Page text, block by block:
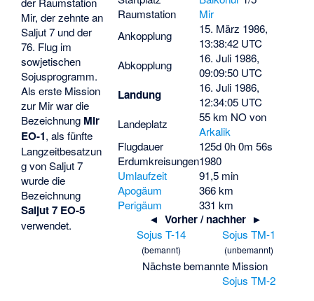
Raumstation
Mir
Ankopplung
15. März 1986,
13:38:42 UTC
Abkopplung
16. Juli 1986,
09:09:50 UTC
Landung
16. Juli 1986,
12:34:05 UTC
Landeplatz
55 km NO von
Arkalik
Flugdauer
125d 0h 0m 56s
Erdumkreisungen1980
Umlaufzeit
91,5 min
Apogäum
366 km
Perigäum
331 km
◄ Vorher / nachher ►
Sojus T-14
(bemannt)
Sojus TM-1
(unbemannt)
Nächste bemannte Mission
Sojus TM-2
Mir, der zehnte an
Saljut 7 und der
76. Flug im
sowjetischen
Sojusprogramm.
Als erste Mission
zur Mir war die
Bezeichnung Mir
EO-1, als fünfte
Langzeitbesatzun
g von Saljut 7
wurde die
Bezeichnung
Saljut 7 EO-5
verwendet.